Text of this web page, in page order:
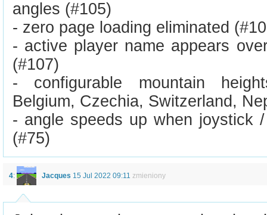
angles (#105)
- zero page loading eliminated
- active player name appears
(#107)
- configurable mountain
Belgium, Czechia, Switzerland,
- angle speeds up when joystick
(#75)
4: Jacques 15 Jul 2022 09:11 zmieniony